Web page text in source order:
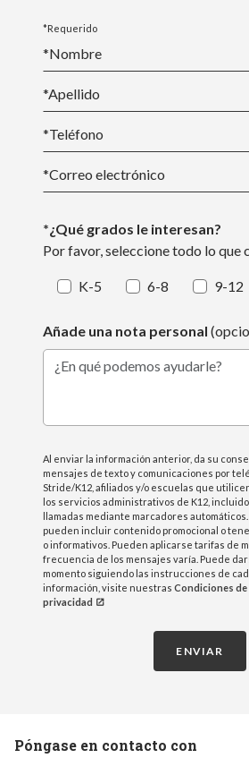
*Requerido
*Nombre
*Apellido
*Teléfono
*Correo electrónico
*¿Qué grados le interesan?
Por favor, seleccione todo lo que
K-5 6-8 9-12
Añade una nota personal
¿En qué podemos ayudarle?
Al enviar la información anterior, da su
mensajes de texto y comunicaciones por
Stride/K12, afiliados y/o escuelas que
los servicios administrativos de K12,
llamadas mediante marcadores
pueden incluir contenido promocional o
o informativos. Pueden aplicarse tarifas de
frecuencia de los mensajes varía. Puede
momento siguiendo las instrucciones de
información, visite nuestras Condiciones de
privacidad
ENVIAR
Póngase en contacto con